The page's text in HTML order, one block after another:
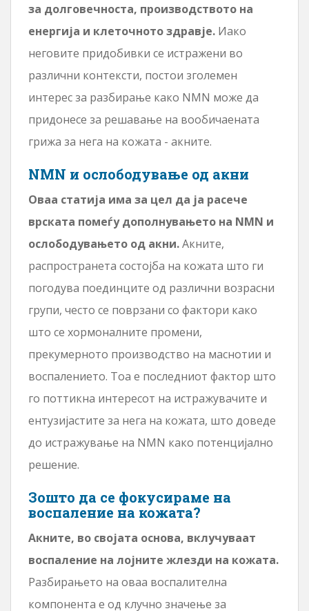
за долговечноста, производството на
енергија и клеточното здравје. Иако
неговите придобивки се истражени во
различни контексти, постои зголемен
интерес за разбирање како NMN може да
придонесе за решавање на вообичаената
грижа за нега на кожата - акните.
NMN и ослободување од акни
Оваа статија има за цел да ја расече
врската помеѓу дополнувањето на NMN и
ослободувањето од акни.Акните,
распространета состојба на кожата што ги
погодува поединците од различни возрасни
групи, често се поврзани со фактори како
што се хормоналните промени,
прекумерното производство на маснотии и
воспалението. Тоа е последниот фактор што
го поттикна интересот на истражувачите и
ентузијастите за нега на кожата, што доведе
до истражување на NMN како потенцијално
решение.
Зошто да се фокусираме на
воспаление на кожата?
Акните, во својата основа, вклучуваат
воспаление на лојните жлезди на кожата.
Разбирањето на оваа воспалителна
компонента е од клучно значење за